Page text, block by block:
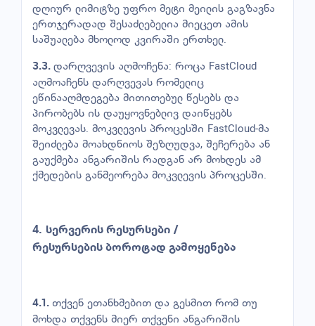
დღიურ ლიმიტზე უფრო მეტი მეილის გაგზავნა
ერთჯერადად შესაძლებელია მიეცეთ ამის
საშუალება მხოლოდ კვირაში ერთხელ.
3.3. დარღვევის აღმოჩენა: როცა FastCloud
აღმოაჩენს დარღვევას რომელიც
ეწინააღმდეგება მითითებულ წესებს და
პირობებს ის დაუყოვნებლივ დაიწყებს
მოკვლევას. მოკვლევის პროცესში FastCloud-მა
შეიძლება მოახდნიოს შეზღუდვა, შეჩერება ან
გაუქმება ანგარიშის რადგან არ მოხდეს ამ
ქმედების განმეორება მოკვლევის პროცესში.
4. სერვერის რესურსები /
რესურსების ბოროტად გამოყენება
4.1. თქვენ ეთანხმებით და გესმით რომ თუ
მოხდა თქვენს მიერ თქვენი ანგარიშის